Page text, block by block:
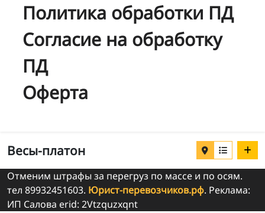
Политика обработки ПД
Согласие на обработку
ПД
Оферта
Весы-платон
Отменим штрафы за перегруз по массе и по осям.
тел 89932451603. Юрист-перевозчиков.рф. Реклама:
ИП Салова erid: 2Vtzquzxqnt